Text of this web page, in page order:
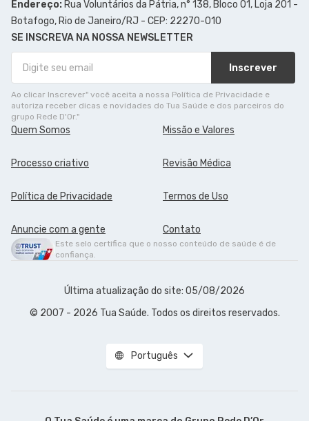
Endereço: Rua Voluntários da Pátria, n° 138, Bloco 01, Loja 201 -
Botafogo, Rio de Janeiro/RJ - CEP: 22270-010
SE INSCREVA NA NOSSA NEWSLETTER
Inscrever
Ao clicar Inscrever" você aceita a nossa Política de Privacidade e
autoriza receber dicas e novidades do Tua Saúde e dos parceiros do
grupo Rede D'Or."
Quem Somos Missão e Valores
Processo criativo Revisão Médica
Política de Privacidade Termos de Uso
Anuncie com a gente Contato
Este selo certifica que o nosso conteúdo de saúde é de
confiança.
Última atualização do site: 05/08/2026
© 2007 - 2026 Tua Saúde. Todos os direitos reservados.
Português